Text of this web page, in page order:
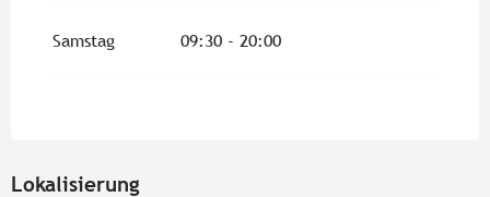
vom17 Oktober 2026 bis zum
Samstag 09:30 - 20:00
Lokalisierung